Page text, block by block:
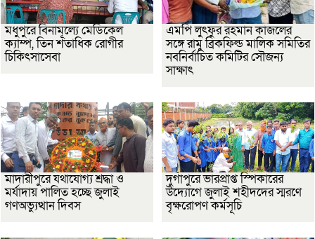
মধুপুরে বিনামূল্যে মেডিকেল
ক্যাম্প, তিন শতাধিক রোগীর
চিকিৎসাসেবা
এমপি লুৎফুর রহমান কাজলের
সঙ্গে রামু ব্রিকফিল্ড মালিক সমিতির
নবনির্বাচিত কমিটির সৌজন্য
সাক্ষাৎ
মাদারীপুরে যথাযোগ্য শ্রদ্ধা ও
মর্যাদায় পালিত হচ্ছে জুলাই
গণঅভ্যুত্থান দিবস
দুর্গাপুরে ভারপ্রাপ্ত স্পিকারের
উদ্যোগে জুলাই শহীদদের স্মরণে
বৃক্ষরোপণ কর্মসূচি